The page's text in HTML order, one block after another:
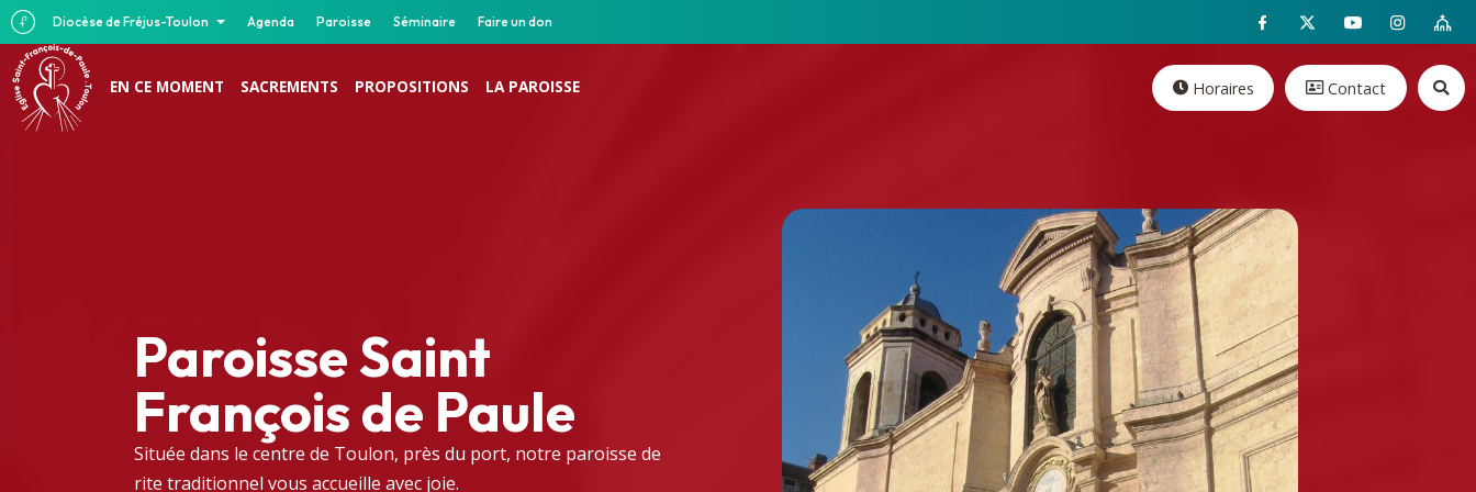
Diocèse de Fréjus-Toulon Agenda Paroisse Séminaire Faire un don
EN CE MOMENT SACREMENTS PROPOSITIONS LA PAROISSE Horaires Contact
Paroisse Saint
François de Paule
Située dans le centre de Toulon, près du port, notre paroisse de
rite traditionnel vous accueille avec joie.